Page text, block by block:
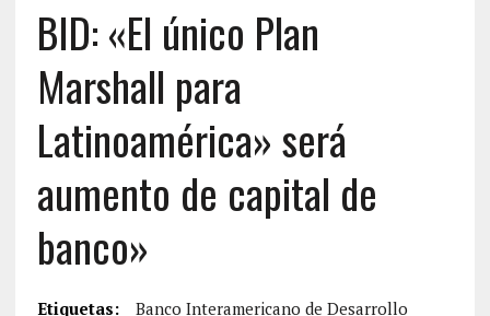
BID: «El único Plan
Marshall para
Latinoamérica» será
aumento de capital de
banco»
Etiquetas: Banco Interamericano de Desarrollo